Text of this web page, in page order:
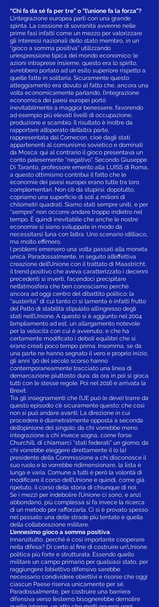
“Chi fa da sé fa per tre” o “l’unione fa la forza”?
L’integrazione europea partì con una grande
spinta. La cessione di sovranità avvenne nelle
prime fasi infatti come un mezzo per valorizzare
gli interessi nazionali dello stato membro, in un
“gioco a somma positiva” utilizzando
un’espressione tipica del mondo economico: le
azioni intraprese insieme, questo era lo spirito,
avrebbero portato ad un esito superiore rispetto a
quelle fatte in solitaria. Sicuramente questo
atteggiamento era dovuto al fatto che, ancora una
volta economicamente parlando, l’integrazione
economica dei paesi europei portò
inevitabilmente a maggior benessere, favorendo
ad esempio più elevati livelli di occupazione,
produzione e scambio. Il risultato è inoltre da
rapportare all’operato dell’altra parte,
rappresentata dal Comecon, cioè dagli stati
appartenenti al comunismo sovietico e dominati
da Mosca: qui al contrario il gioco presentava un
conto palesemente “negativo”. Secondo Giuseppe
Di Taranto, professore emerito alla LUISS di Roma,
a questo ottimismo contribuì il fatto che le
economie dei paesi europei erano tutte tra loro
complementari. Non c’è da stupirsi: dopotutto,
copriamo una superficie di soli 4 milioni di
chilometri quadrati. Siamo stati sempre uniti, e per
“sempre” non occorre andare troppo indietro nel
tempo. È quindi inevitabile che anche le nostre
economie si siano sviluppate in modo da
necessitarsi l’una con l’altra. Uno scenario idilliaco,
ma molto effimero.
I problemi emersero una volta passati alla moneta
unica. Paradossalmente, in seguito all’effettiva
creazione dell’Unione con il trattato di Maastricht,
il trend positivo che aveva caratterizzato i decenni
precedenti si invertì, facendoci precipitare
nell’atmosfera che ben conosciamo perché
ancora ad oggi centro del dibattito politico: la
“austerità” di cui tanto ci si lamenta è infatti frutto
del Patto di stabilità stipulato all’ingresso degli
stati nell’Unione. A questo si è aggiunto nel 2004
l’ampliamento ad est, un allargamento notevole
per la velocità con cui è avvenuto, e che ha
certamente modificato i deboli equilibri che si
erano creati poco tempo prima. Insomma, se da
una parte ne hanno segnato il vero e proprio inizio,
gli anni ’90 del secolo scorso hanno
contemporaneamente tracciato una linea di
demarcazione piuttosto dura: da ora in poi si gioca
tutti con le stesse regole. Poi nel 2016 è arrivata la
Brexit.
Tra gli insegnamenti che l’UE può (e deve) trarre da
questo episodio c’è sicuramente questo: che così
non si può andare avanti. La direzione in cui
procedere è diametralmente opposta a seconda
dell’opinione del singolo: da chi vorrebbe meno
integrazione a chi invece sogna, come forse
Churchill, di chiamarci “stati federati” un giorno; da
chi vorrebbe eleggere direttamente il (o la)
presidente della Commissione a chi disconosce il
suo ruolo e lo vorrebbe ridimensionare, la lista è
lunga e varia. Comune a tutti è però la volontà di
modificare il corso dell’Unione e quindi, come già
ripetuto, il corso della storia di chiunque di noi.
Se i mezzi per indebolire l’Unione ci sono, e anzi
abbondano, più complessa si fa invece la ricerca
di un metodo per rafforzarla. Ci si è provato spesso
nel passato: una delle strade più tentate è quella
della collaborazione militare.
L’ennesimo gioco a somma positiva
Innanzitutto, perché è così importante cooperare
nella difesa? Di certo al fine di costruire un’Unione
politica più forte e strutturata. Essendo quello
militare un campo primario per qualsiasi stato, per
raggiungere l’obiettivo difensivo sarebbe
necessario condividere obiettivi e risorse che oggi
ciascun Paese riserva unicamente per sé.
Paradossalmente, per costruire una barriera
difensiva verso l’esterno bisognerebbe demolire